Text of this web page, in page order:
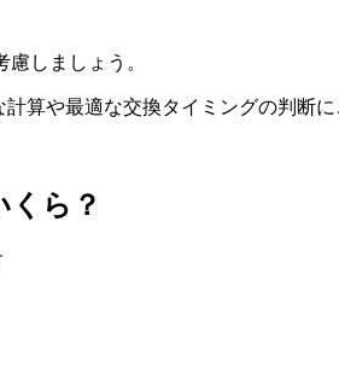
しましょう。
算や最適な交換タイミングの判断
くら？